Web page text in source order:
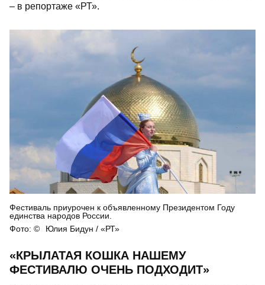
– в репортаже «РТ».
Фестиваль приурочен к объявленному Президентом Году
единства народов России.
Юлия Бидун / «РТ»
«КРЫЛАТАЯ КОШКА НАШЕМУ
ФЕСТИВАЛЮ ОЧЕНЬ ПОДХОДИТ»